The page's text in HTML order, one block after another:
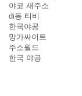
야코 새주소
di동 티비
한국야공
망가싸이트
주소월드
한국 야공